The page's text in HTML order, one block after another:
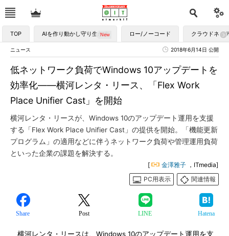
TOP AIを作り動かし守り生かす ロー/ノーコード クラウドネイ
ニュース 2018年6月14日 公開
低ネットワーク負荷でWindows 10アップデートを
効率化――横河レンタ・リース、「Flex Work
Place Unifier Cast」を開始
横河レンタ・リースが、Windows 10のアップデート運用を支援
する「Flex Work Place Unifier Cast」の提供を開始。「機能更新
プログラム」の適用などに伴うネットワーク負荷や管理運用負荷
といった企業の課題を解決する。
[ 金澤雅子 ，ITmedia]
PC用表示
関連情報
Share Post LINE Hatena
横河レンタ・リースは、Windows 10のアップデート運用を支